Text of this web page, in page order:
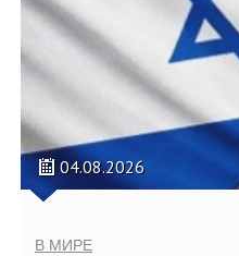
04.08.2026
В МИРЕ